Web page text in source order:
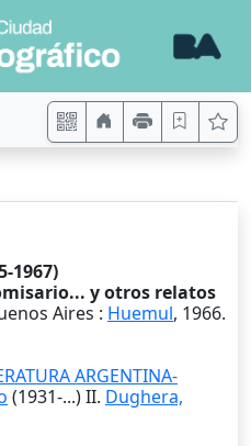
1967)
y otros relatos
Aires : Huemul, 1966.
ARGENTINA-
(1931-...) II. Dughera,